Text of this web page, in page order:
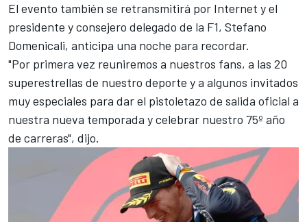
El evento también se retransmitirá por Internet y el
presidente y consejero delegado de la F1, Stefano
Domenicali, anticipa una noche para recordar.
"Por primera vez reuniremos a nuestros fans, a las 20
superestrellas de nuestro deporte y a algunos invitados
muy especiales para dar el pistoletazo de salida oficial a
nuestra nueva temporada y celebrar nuestro 75º año
de carreras", dijo.